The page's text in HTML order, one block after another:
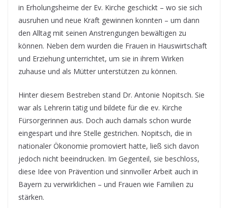
in Erholungsheime der Ev. Kirche geschickt – wo sie sich
ausruhen und neue Kraft gewinnen konnten – um dann
den Alltag mit seinen Anstrengungen bewältigen zu
können. Neben dem wurden die Frauen in Hauswirtschaft
und Erziehung unterrichtet, um sie in ihrem Wirken
zuhause und als Mütter unterstützen zu können.
Hinter diesem Bestreben stand Dr. Antonie Nopitsch. Sie
war als Lehrerin tätig und bildete für die ev. Kirche
Fürsorgerinnen aus. Doch auch damals schon wurde
eingespart und ihre Stelle gestrichen. Nopitsch, die in
nationaler Ökonomie promoviert hatte, ließ sich davon
jedoch nicht beeindrucken. Im Gegenteil, sie beschloss,
diese Idee von Prävention und sinnvoller Arbeit auch in
Bayern zu verwirklichen – und Frauen wie Familien zu
stärken.